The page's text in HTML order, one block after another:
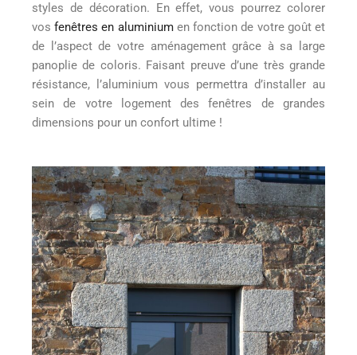
styles de décoration. En effet, vous pourrez colorer
vosfenêtres en aluminiumen fonction de votre goût et
de l’aspect de votre aménagement grâce à sa large
panoplie de coloris. Faisant preuve d’une très grande
résistance, l’aluminium vous permettra d’installer au
sein de votre logement des fenêtres de grandes
dimensions pour un confort ultime !